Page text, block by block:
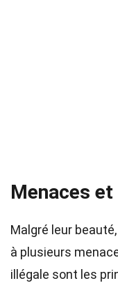
Menaces
Malgré leur
à plusieurs
illégale sont les